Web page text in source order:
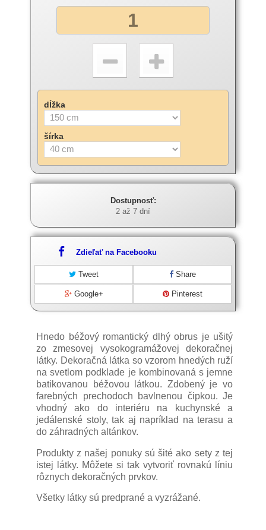
dĺžka
šírka
Dostupnosť:
2 až 7 dní
Zdieľať na Facebooku
Tweet Share
Google+ Pinterest
Hnedo béžový romantický dlhý obrus je ušitý
zo zmesovej vysokogramážovej dekoračnej
látky. Dekoračná látka so vzorom hnedých ruží
na svetlom podklade je kombinovaná s jemne
batikovanou béžovou látkou. Zdobený je vo
farebných prechodoch bavlnenou čipkou. Je
vhodný ako do interiéru na kuchynské a
jedálenské stoly, tak aj napríklad na terasu a
do záhradných altánkov.
Produkty z našej ponuky sú šité ako sety z tej
istej látky. Môžete si tak vytvoriť rovnakú líniu
rôznych dekoračných prvkov.
Všetky látky sú predprané a vyzrážané.